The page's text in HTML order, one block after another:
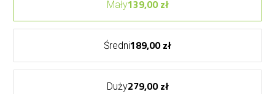
Mały139,00 zł
Średni189,00 zł
Duży279,00 zł